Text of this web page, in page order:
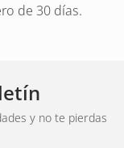
de 30 días.
y no te pierdas